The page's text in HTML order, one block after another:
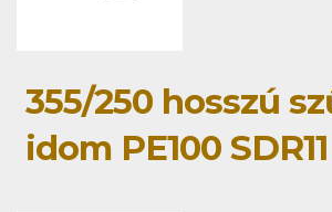
355/250 hosszú
idom PE100 SDR11